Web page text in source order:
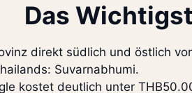
Das
direkt südlich und östlich
Suvarnabhumi.
kostet deutlich unter